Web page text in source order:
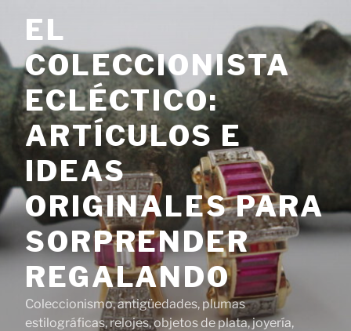
contenido
EL
COLECCIONISTA
ECLÉCTICO:
ARTÍCULOS E
IDEAS
ORIGINALES PARA
SORPRENDER
REGALANDO
Coleccionismo, antigüedades, plumas
estilográficas, relojes, objetos de plata, joyería,